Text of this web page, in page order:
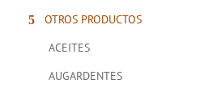
OTROS PRODUCTOS
ACEITES
AUGARDENTES